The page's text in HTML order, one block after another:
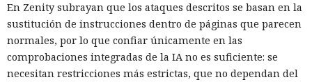
En Zenity subrayan que los ataques descritos se basan en la
sustitución de instrucciones dentro de páginas que parecen
normales, por lo que confiar únicamente en las
comprobaciones integradas de la IA no es suficiente: se
necesitan restricciones más estrictas, que no dependan del